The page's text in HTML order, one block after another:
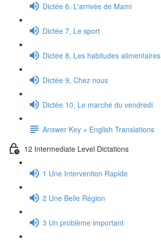
Dictée 6, L'arrivée de Mami
Dictée 7, Le sport
Dictée 8, Les habitudes alimentaires
Dictée 9, Chez nous
Dictée 10, Le marché du vendredi
Answer Key + English Translations
12 Intermediate Level Dictations
1 Une Intervention Rapide
2 Une Belle Région
3 Un problème important